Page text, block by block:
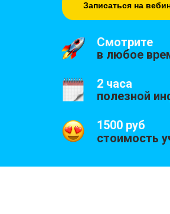
Записаться на
Смотрите
в любое
2 часа
полезной
1500 руб
стоимость